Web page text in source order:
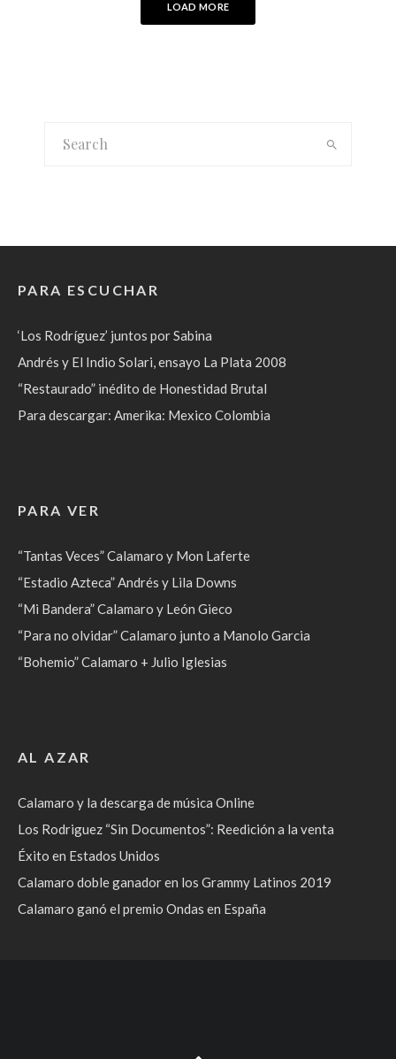
LOAD MORE
PARA ESCUCHAR
‘Los Rodríguez’ juntos por Sabina
Andrés y El Indio Solari, ensayo La Plata 2008
“Restaurado” inédito de Honestidad Brutal
Para descargar: Amerika: Mexico Colombia
PARA VER
“Tantas Veces” Calamaro y Mon Laferte
“Estadio Azteca” Andrés y Lila Downs
“Mi Bandera” Calamaro y León Gieco
“Para no olvidar” Calamaro junto a Manolo Garcia
“Bohemio” Calamaro + Julio Iglesias
AL AZAR
Calamaro y la descarga de música Online
Los Rodriguez “Sin Documentos”: Reedición a la venta
Éxito en Estados Unidos
Calamaro doble ganador en los Grammy Latinos 2019
Calamaro ganó el premio Ondas en España